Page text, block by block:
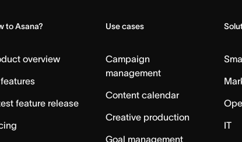
to Asana?
overview
feature release
Use cases
Campaign
management
Content calendar
Creative production
Goal management
IT